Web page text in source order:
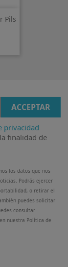
Pils
privacidad
finalidad de
los datos que nos
Podrás ejercer
o retirar el
puedes solicitar
consultar
nuestra Política de